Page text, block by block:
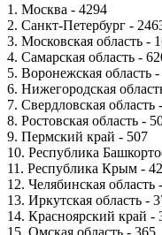
1. Москва - 4294
2. Санкт-Петербург -
3. Московская область -
4. Самарская область -
5. Воронежская область -
6. Нижегородская
7. Свердловская область
8. Ростовская область -
9. Пермский край - 507
10. Республика
11. Республика Крым -
12. Челябинская область
13. Иркутская область -
14. Красноярский край -
15. Омская область - 365